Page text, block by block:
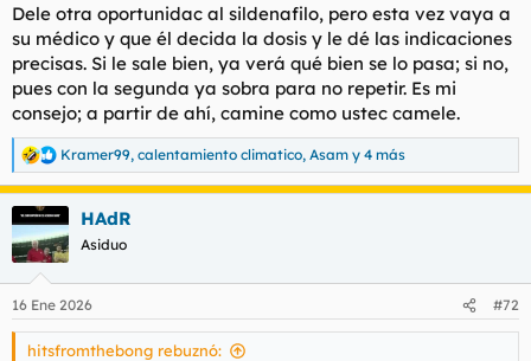
Dele otra oportunidac al sildenafilo, pero esta vez vaya a
su médico y que él decida la dosis y le dé las indicaciones
precisas. Si le sale bien, ya verá qué bien se lo pasa; si no,
pues con la segunda ya sobra para no repetir. Es mi
consejo; a partir de ahí, camine como ustec camele.
R
e
a
c
c
i
e
s
Kramer99, calentamiento climatico, Asam y 4 más
HAdR
Asiduo
16 Ene 2026 #72
hitsfromthebong rebuznó: